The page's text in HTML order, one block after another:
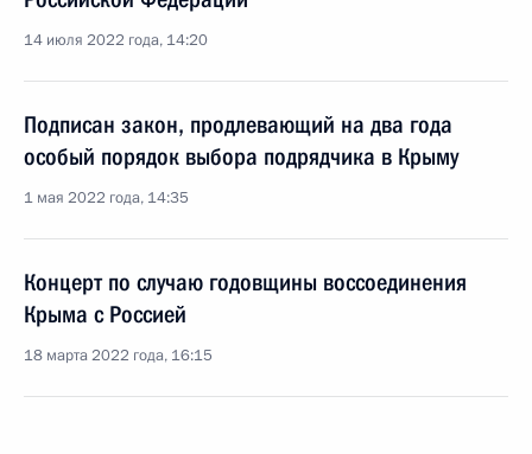
14 июля 2022 года, 14:20
Подписан закон, продлевающий на два года
особый порядок выбора подрядчика в Крыму
1 мая 2022 года, 14:35
Концерт по случаю годовщины воссоединения
Крыма с Россией
18 марта 2022 года, 16:15